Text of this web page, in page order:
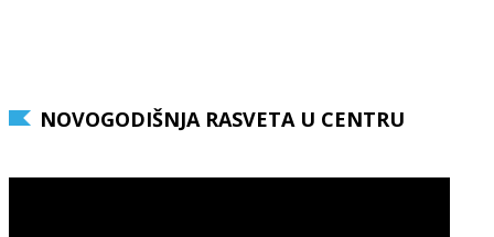
NOVOGODIŠNJA RASVETA U CENTRU